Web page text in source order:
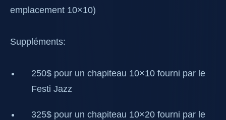
emplacement 10×10)
Suppléments:
250$ pour un chapiteau 10×10 fourni par le
Festi Jazz
325$ pour un chapiteau 10×20 fourni par le